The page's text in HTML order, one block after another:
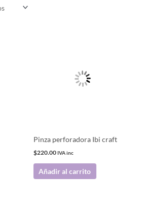
Pinza perforadora Ibi craft
$220.00 IVA inc
Añadir al carrito